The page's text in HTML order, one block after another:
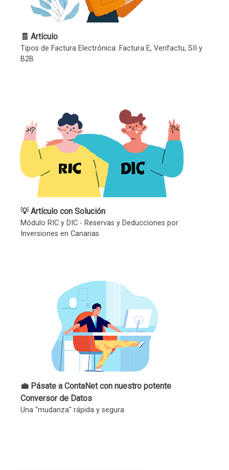
🧾 Artículo
Tipos de Factura Electrónica: Factura E, Verifactu, SII y
B2B
💡 Artículo con Solución
Módulo RIC y DIC - Reservas y Deducciones por
Inversiones en Canarias
💼 Pásate a ContaNet con nuestro potente
Conversor de Datos
Una "mudanza" rápida y segura